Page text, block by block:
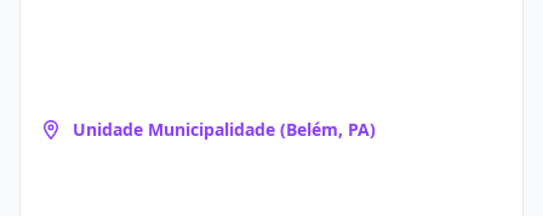
Unidade Municipalidade (Belém, PA)